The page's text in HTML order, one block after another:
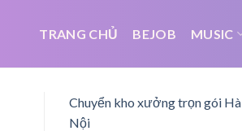
TRANG CHỦ BEJOB MUSIC
Chuyển kho xưởng trọn gói Hà
Nội